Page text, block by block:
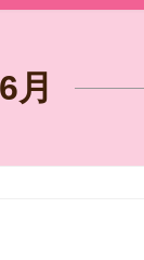
月